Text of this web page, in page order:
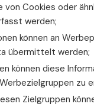
Cookies oder
werden;
können an
übermittelt werden;
können diese
zu
Zielgruppen